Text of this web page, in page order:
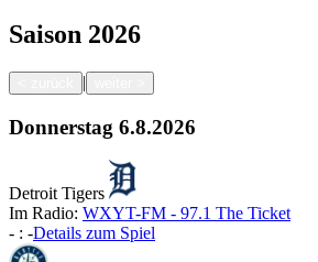
Saison 2026
|
Donnerstag 6.8.2026
Detroit Tigers
Im Radio: WXYT-FM - 97.1 The Ticket
- : -Details zum Spiel